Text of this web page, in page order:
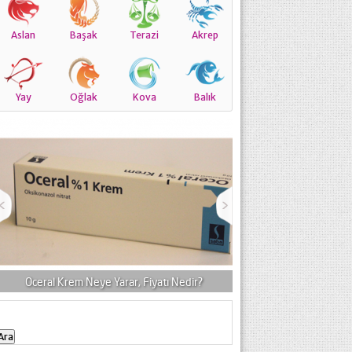
Aslan Başak Terazi Akrep
Yay Oğlak Kova Balık
Oceral Krem Neye Yarar, Fiyatı Nedir?
Aknilox Jel Ne İçin
Arama: